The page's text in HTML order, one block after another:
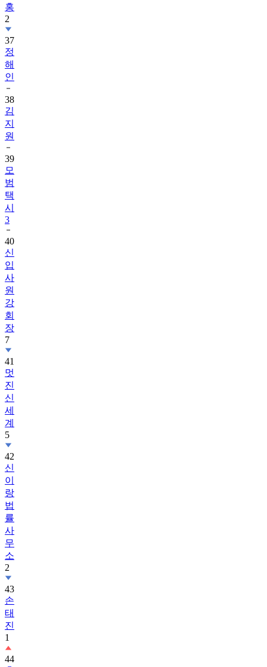
홍
2
37
정
해
인
38
김
지
원
39
모
범
택
시
3
40
신
입
사
원
강
회
장
7
41
멋
진
신
세
계
5
42
신
이
랑
법
률
사
무
소
2
43
손
태
진
1
44